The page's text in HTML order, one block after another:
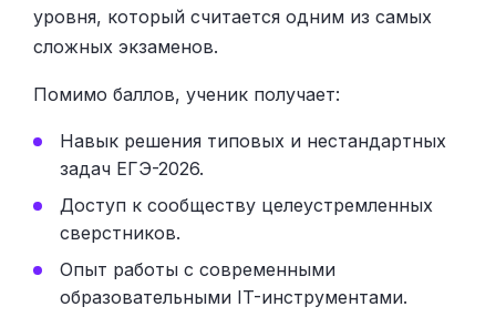
уровня, который считается одним из самых
сложных экзаменов.
Помимо баллов, ученик получает:
Навык решения типовых и нестандартных
задач ЕГЭ-2026.
Доступ к сообществу целеустремленных
сверстников.
Опыт работы с современными
образовательными IT-инструментами.